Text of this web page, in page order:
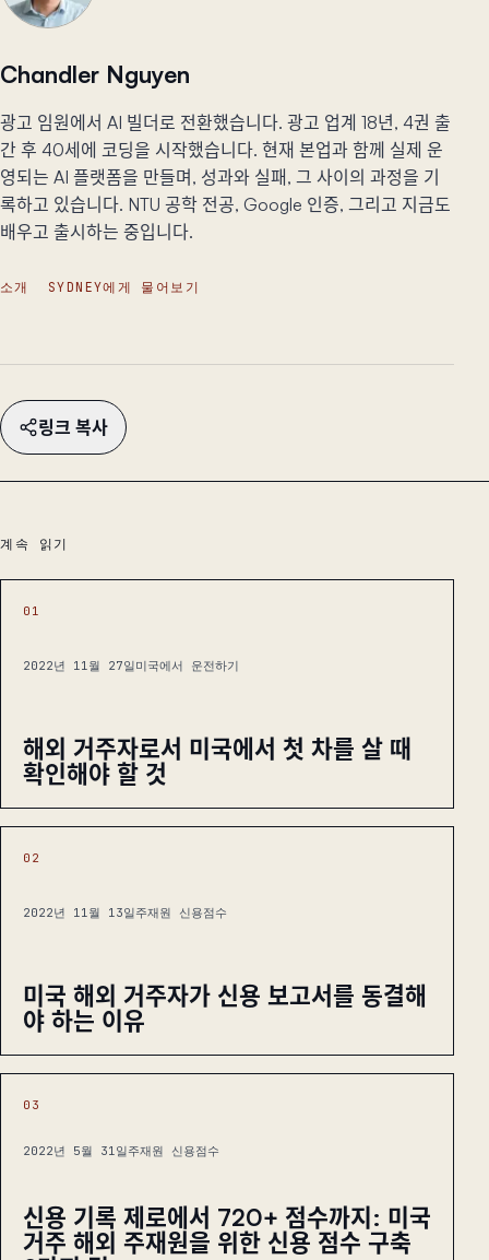
Chandler Nguyen
광고 임원에서 AI 빌더로 전환했습니다. 광고 업계 18년, 4권 출
간 후 40세에 코딩을 시작했습니다. 현재 본업과 함께 실제 운
영되는 AI 플랫폼을 만들며, 성과와 실패, 그 사이의 과정을 기
록하고 있습니다. NTU 공학 전공, Google 인증, 그리고 지금도
배우고 출시하는 중입니다.
소개 SYDNEY에게 물어보기
링크 복사
계속 읽기
01
2022년 11월 27일미국에서 운전하기
해외 거주자로서 미국에서 첫 차를 살 때
확인해야 할 것
02
2022년 11월 13일주재원 신용점수
미국 해외 거주자가 신용 보고서를 동결해
야 하는 이유
03
2022년 5월 31일주재원 신용점수
신용 기록 제로에서 720+ 점수까지: 미국
거주 해외 주재원을 위한 신용 점수 구축